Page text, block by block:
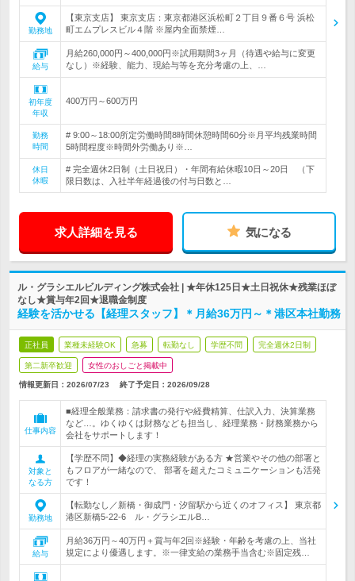
勤務地
【東京支店】 東京支店：東京都港区浜松町２丁目９番６号 浜松
町エムプレスビル４階 ※屋内全面禁煙…
給与
月給260,000円～400,000円※試用期間3ヶ月（待遇や給与に変更
なし）※経験、能力、現給与等を充分考慮の上、…
初年度
年収
400万円～600万円
勤務
時間
# 9:00～18:00所定労働時間8時間休憩時間60分※月平均残業時間
5時間程度※時間外労働あり※…
休日
休暇
# 完全週休2日制（土日祝日）・年間有給休暇10日～20日 （下
限日数は、入社半年経過後の付与日数と…
求人詳細を見る 気になる
ル・グラシエルビルディング株式会社 | ★年休125日★土日祝休★残業ほぼ
なし★賞与年2回★退職金制度
経験を活かせる【経理スタッフ】＊月給36万円～＊港区本社勤務
正社員 業種未経験OK 急募 転勤なし 学歴不問 完全週休2日制
第二新卒歓迎 女性のおしごと掲載中
情報更新日：2026/07/23 終了予定日： 2026/09/28
仕事内容
■経理全般業務：請求書の発行や経費精算、仕訳入力、決算業務
など…。ゆくゆくは財務なども担当し、経理業務・財務業務から
会社をサポートします！
対象と
なる方
【学歴不問】◆経理の実務経験がある方 ★営業やその他の部署と
もフロアが一緒なので、 部署を超えたコミュニケーションも活発
です！
勤務地
【転勤なし／新橋・御成門・汐留駅から近くのオフィス】 東京都
港区新橋5-22-6 ル・グラシエルB…
給与
月給36万円～40万円＋賞与年2回※経験・年齢を考慮の上、当社
規定により優遇します。※一律支給の業務手当含む※固定残…